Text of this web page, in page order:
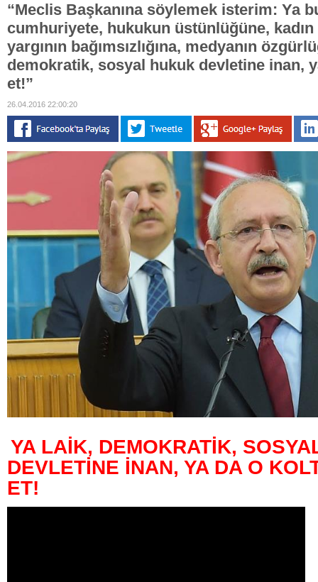
“Meclis Başkanına söylemek isterim: Ya
cumhuriyete, hukukun üstünlüğüne,
yargının bağımsızlığına, medyanın
demokratik, sosyal hukuk devletine inan,
et!”
26.04.2016 22:00:20
YA LAİK, DEMOKRATİK,
DEVLETİNE İNAN, YA DA O
ET!